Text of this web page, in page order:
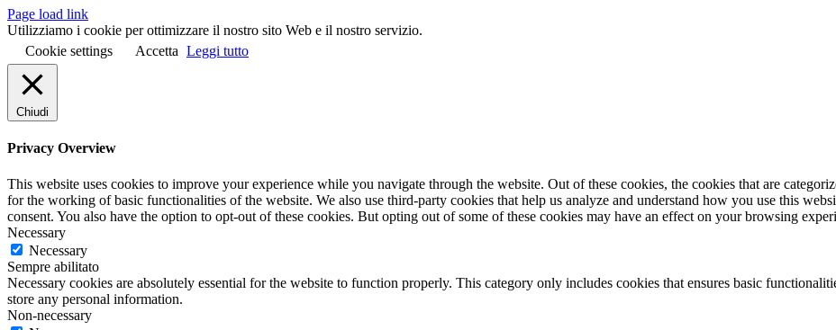
Page load link
Utilizziamo i cookie per ottimizzare il nostro sito Web e il nostro servizio.
Cookie settings
Accetta Leggi tutto
Chiudi
Privacy Overview
This website uses cookies to improve your experience while you navigate through the website. Out of these cookies, the cookies that are
for the working of basic functionalities of the website. We also use third-party cookies that help us analyze and understand how you use this
consent. You also have the option to opt-out of these cookies. But opting out of some of these cookies may have an effect on your browsing
Necessary
Necessary
Sempre abilitato
Necessary cookies are absolutely essential for the website to function properly. This category only includes cookies that ensures basic
store any personal information.
Non-necessary